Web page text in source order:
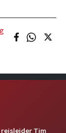
Tim